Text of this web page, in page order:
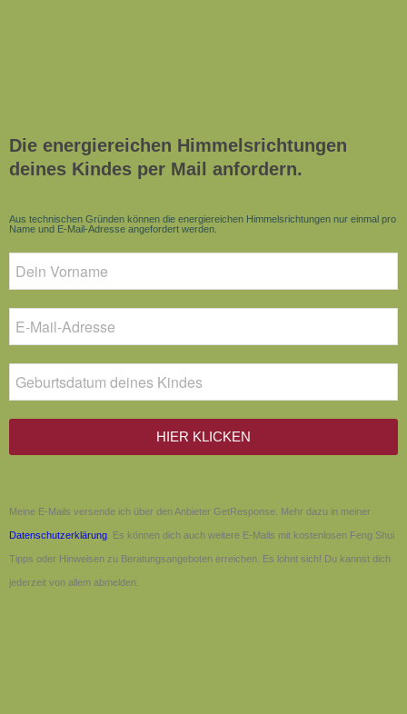
Die energiereichen Himmelsrichtungen
deines Kindes per Mail anfordern.
Aus technischen Gründen können die energiereichen Himmelsrichtungen nur einmal pro
Name und E-Mail-Adresse angefordert werden.
HIER KLICKEN
Meine E-Mails versende ich über den Anbieter GetResponse. Mehr dazu in meiner
Datenschutzerklärung . Es können dich auch weitere E-Mails mit kostenlosen Feng Shui
Tipps oder Hinweisen zu Beratungsangeboten erreichen. Es lohnt sich! Du kannst dich
jederzeit von allem abmelden.